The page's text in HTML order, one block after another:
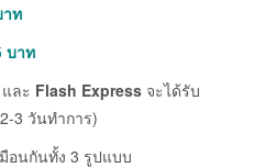
ท
บาท
และ Flash Express จะได้รับ
3 วันทำการ)
อนกันทั้ง 3 รูปแบบ